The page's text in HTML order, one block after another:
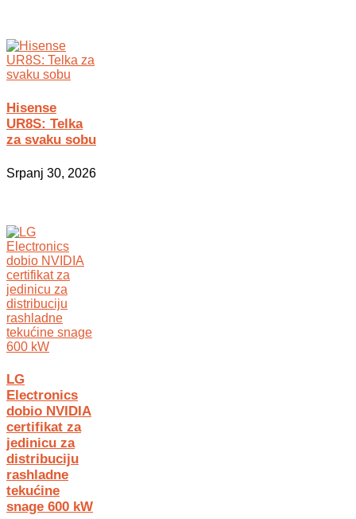
Hisense
UR8S: Telka
za svaku sobu
Srpanj 30, 2026
LG
Electronics
dobio NVIDIA
certifikat za
jedinicu za
distribuciju
rashladne
tekućine
snage 600 kW